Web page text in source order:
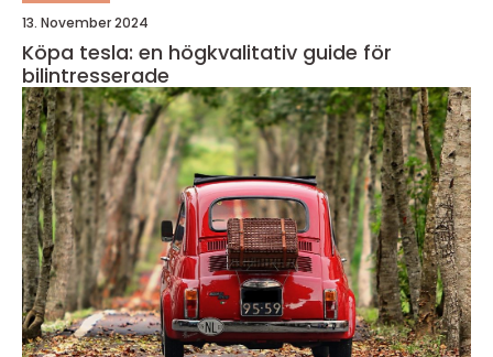
13. November 2024
Köpa tesla: en högkvalitativ guide för
bilintresserade